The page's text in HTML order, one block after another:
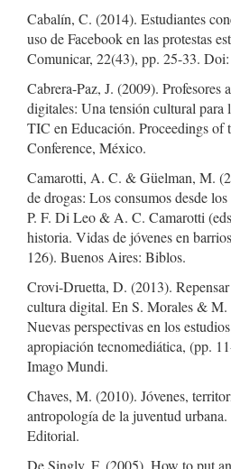
Cabalín, C. (2014). Estudiantes
uso de Facebook en las protestas
Comunicar, 22(43), pp. 25-33.
Cabrera-Paz, J. (2009). Profesores
digitales: Una tensión cultural para
TIC en Educación. Proceedings of
Conference, México.
Camarotti, A. C. & Güelman, M.
de drogas: Los consumos desde
P. F. Di Leo & A. C. Camarotti
historia. Vidas de jóvenes en
126). Buenos Aires: Biblos.
Crovi-Druetta, D. (2013).
cultura digital. En S. Morales &
Nuevas perspectivas en los
apropiación tecnomediática, (pp.
Imago Mundi.
Chaves, M. (2010). Jóvenes,
antropología de la juventud
Editorial.